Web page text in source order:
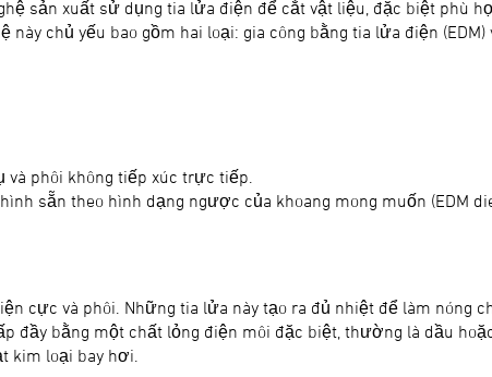
sản xuất sử dụng tia lửa điện để cắt vật liệu, đặc biệt phù
chủ yếu bao gồm hai loại: gia công bằng tia lửa điện (EDM)
và phôi không tiếp xúc trực tiếp.
sẵn theo hình dạng ngược của khoang mong muốn (EDM
cực và phôi. Những tia lửa này tạo ra đủ nhiệt để làm nóng
đầy bằng một chất lỏng điện môi đặc biệt, thường là dầu
kim loại bay hơi.